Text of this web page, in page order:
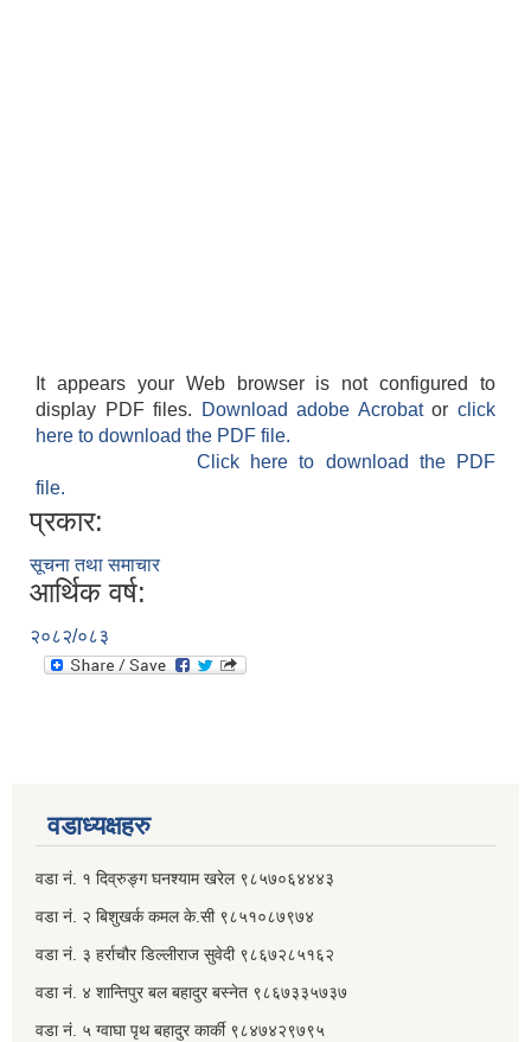
It appears your Web browser is not configured to
display PDF files.
Download adobe Acrobatorclick
here to download the PDF file.
Click here to download the PDF
file.
प्रकार:
सूचना तथा समाचार
आर्थिक वर्ष:
२०८२/०८३
वडाध्यक्षहरु
वडा नं. १ दिव्रुङ्ग घनश्याम खरेल ९८५७०६४४४३
वडा नं. २ ‌‍बिशुखर्क कमल के.सी ९८५१०८७९७४
वडा नं. ३ हर्राचौर डिल्लीराज सुवेदी ९८६७२८५१६२
वडा नं. ४ शान्तिपुर बल बहादुर बस्नेत​ ९८६७३३५७३७
वडा नं. ५ ग्वाघा पृथ बहादुर कार्की ९८४७४२९७९५